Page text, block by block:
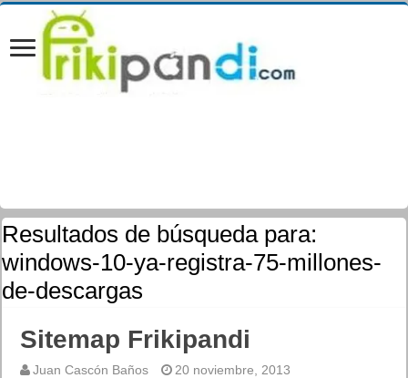
Resultados de búsqueda para:
windows-10-ya-registra-75-millones-
de-descargas
Sitemap Frikipandi
Juan Cascón Baños 20 noviembre, 2013